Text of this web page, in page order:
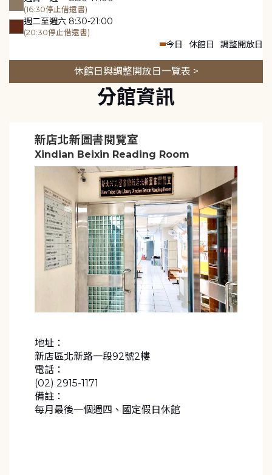
(16:30停止借還書)
週二至週六 8:30-21:00
(20:30停止借還書)
今日 休館日 調整開放日
休館日與調整開放日一覽表 >
分館資訊
新店北新圖書閱覽室
Xindian Beixin Reading Room
地址：
新店區北新路一段92號2樓
電話：
(02) 2915-1171
備註：
每月最後一個週四、國定假日休館